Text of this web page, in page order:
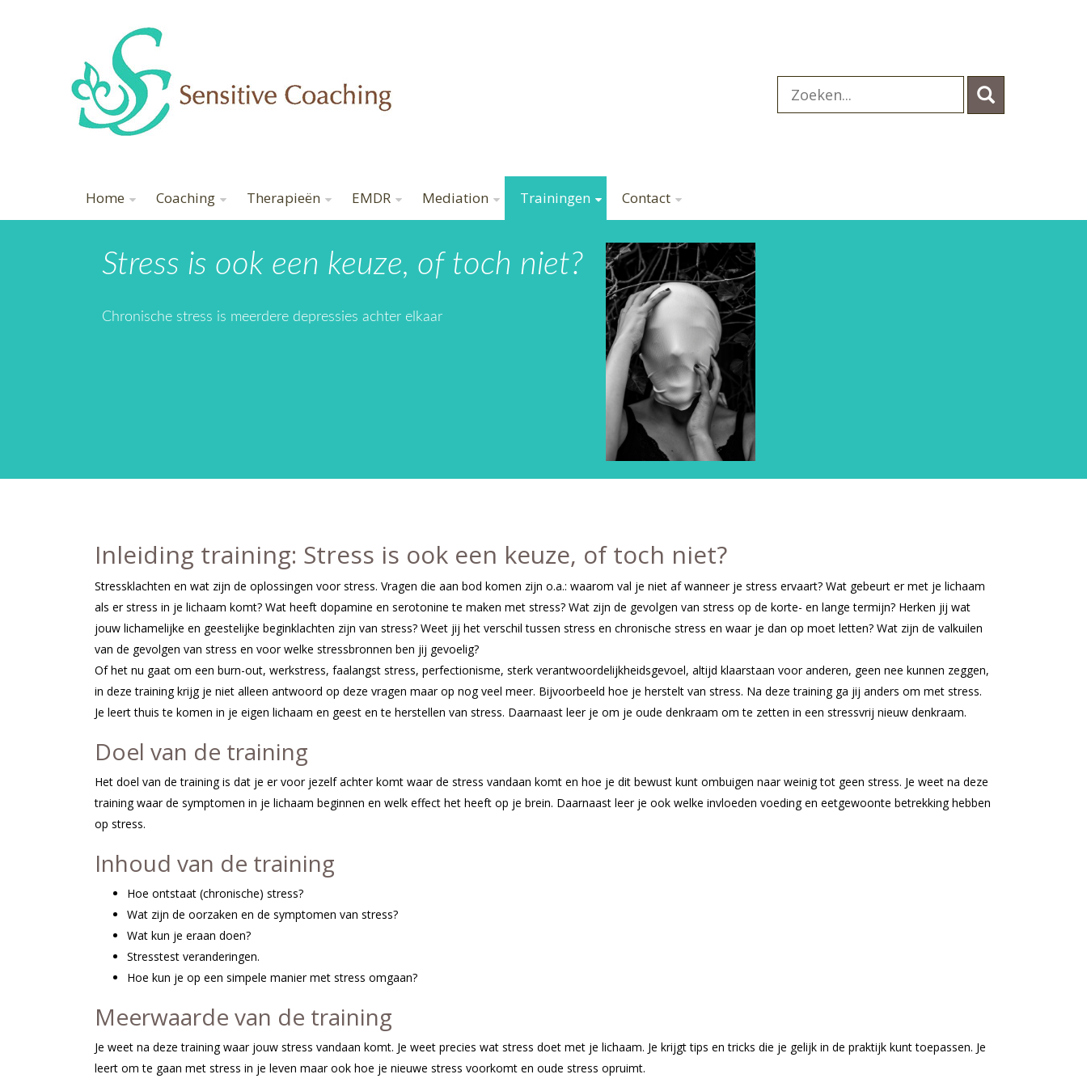
Home Coaching Therapieën EMDR Mediation Trainingen Contact
Stress is ook een keuze, of toch niet?
Chronische stress is meerdere depressies achter elkaar
Inleiding training: Stress is ook een keuze, of toch niet?
Stressklachten en wat zijn de oplossingen voor stress. Vragen die aan bod komen zijn o.a.: waarom val je niet af wanneer je stress ervaart? Wat gebeurt er met je lichaam
als er stress in je lichaam komt? Wat heeft dopamine en serotonine te maken met stress? Wat zijn de gevolgen van stress op de korte- en lange termijn? Herken jij wat
jouw lichamelijke en geestelijke beginklachten zijn van stress? Weet jij het verschil tussen stress en chronische stress en waar je dan op moet letten? Wat zijn de valkuilen
van de gevolgen van stress en voor welke stressbronnen ben jij gevoelig?
Of het nu gaat om een burn-out, werkstress, faalangst stress, perfectionisme, sterk verantwoordelijkheidsgevoel, altijd klaarstaan voor anderen, geen nee kunnen zeggen,
in deze training krijg je niet alleen antwoord op deze vragen maar op nog veel meer. Bijvoorbeeld hoe je herstelt van stress. Na deze training ga jij anders om met stress.
Je leert thuis te komen in je eigen lichaam en geest en te herstellen van stress. Daarnaast leer je om je oude denkraam om te zetten in een stressvrij nieuw denkraam.
Doel van de training
Het doel van de training is dat je er voor jezelf achter komt waar de stress vandaan komt en hoe je dit bewust kunt ombuigen naar weinig tot geen stress. Je weet na deze
training waar de symptomen in je lichaam beginnen en welk effect het heeft op je brein. Daarnaast leer je ook welke invloeden voeding en eetgewoonte betrekking hebben
op stress.
Inhoud van de training
Hoe ontstaat (chronische) stress?
Wat zijn de oorzaken en de symptomen van stress?
Wat kun je eraan doen?
Stresstest veranderingen.
Hoe kun je op een simpele manier met stress omgaan?
Meerwaarde van de training
Je weet na deze training waar jouw stress vandaan komt. Je weet precies wat stress doet met je lichaam. Je krijgt tips en tricks die je gelijk in de praktijk kunt toepassen. Je
leert om te gaan met stress in je leven maar ook hoe je nieuwe stress voorkomt en oude stress opruimt.